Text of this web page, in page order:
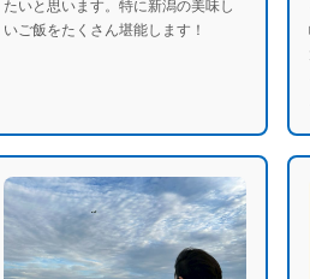
たいと思います。特に新潟の美味し
いご飯をたくさん堪能します！